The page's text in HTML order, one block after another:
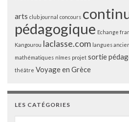
arts club journal concours
pédagogique Echange
Kangourou laclasse.com langues
mathématiques nîmes projet sortie
théâtre Voyage en Grèce
LES CATÉGORIES